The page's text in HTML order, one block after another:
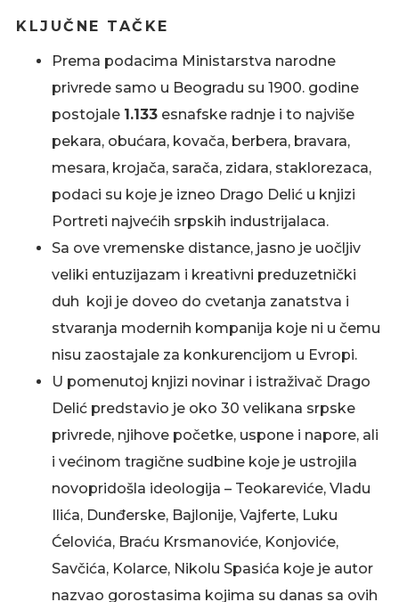
KLJUČNE TAČKE
Prema podacima Ministarstva narodne
privrede samo u Beogradu su 1900. godine
postojale 1.133 esnafske radnje i to najviše
pekara, obućara, kovača, berbera, bravara,
mesara, krojača, sarača, zidara, staklorezaca,
podaci su koje je izneo Drago Delić u knjizi
Portreti najvećih srpskih industrijalaca.
Sa ove vremenske distance, jasno je uočljiv
veliki entuzijazam i kreativni preduzetnički
duh koji je doveo do cvetanja zanatstva i
stvaranja modernih kompanija koje ni u čemu
nisu zaostajale za konkurencijom u Evropi.
U pomenutoj knjizi novinar i istraživač Drago
Delić predstavio je oko 30 velikana srpske
privrede, njihove početke, uspone i napore, ali
i većinom tragične sudbine koje je ustrojila
novopridošla ideologija – Teokareviće, Vladu
Ilića, Dunđerske, Bajlonije, Vajferte, Luku
Ćelovića, Braću Krsmanoviće, Konjoviće,
Savčića, Kolarce, Nikolu Spasića koje je autor
nazvao gorostasima kojima su danas sa ovih